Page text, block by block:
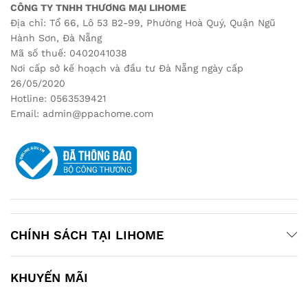
CÔNG TY TNHH THƯƠNG MẠI LIHOME
Địa chỉ: Tổ 66, Lô 53 B2-99, Phường Hoà Quý, Quận Ngũ
Hành Sơn, Đà Nẵng
Mã số thuế: 0402041038
Nơi cấp sở kế hoạch và đầu tư Đà Nẵng ngày cấp
26/05/2020
Hotline: 0563539421
Email: admin@ppachome.com
CHÍNH SÁCH TẠI LIHOME
KHUYẾN MÃI